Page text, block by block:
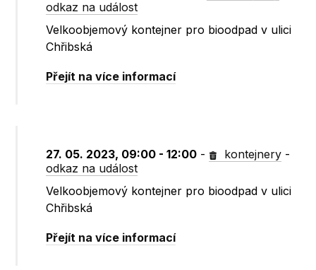
odkaz na událost
Velkoobjemový kontejner pro bioodpad v ulici
Chřibská
Přejít na více informací
27. 05. 2023, 09:00 - 12:00 - kontejnery -
odkaz na událost
Velkoobjemový kontejner pro bioodpad v ulici
Chřibská
Přejít na více informací